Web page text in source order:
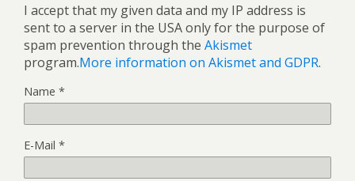
I accept that my given data and my IP address is
sent to a server in the USA only for the purpose of
spam prevention through the Akismet
program.More information on Akismet and GDPR.
Name *
E-Mail *